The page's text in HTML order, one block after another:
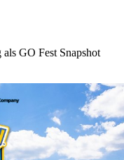
GO Fest Snapshot